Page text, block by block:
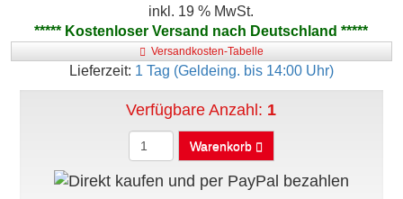
inkl. 19 % MwSt.
***** Kostenloser Versand nach Deutschland *****
Versandkosten-Tabelle
Lieferzeit: 1 Tag (Geldeing. bis 14:00 Uhr)
Verfügbare Anzahl: 1
Warenkorb